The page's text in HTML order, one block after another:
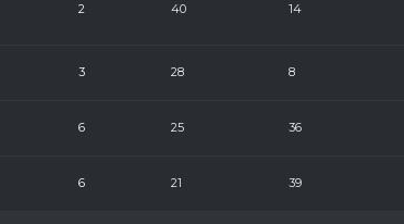
2 40 14
3 28 8
6 25 36
6 21 39